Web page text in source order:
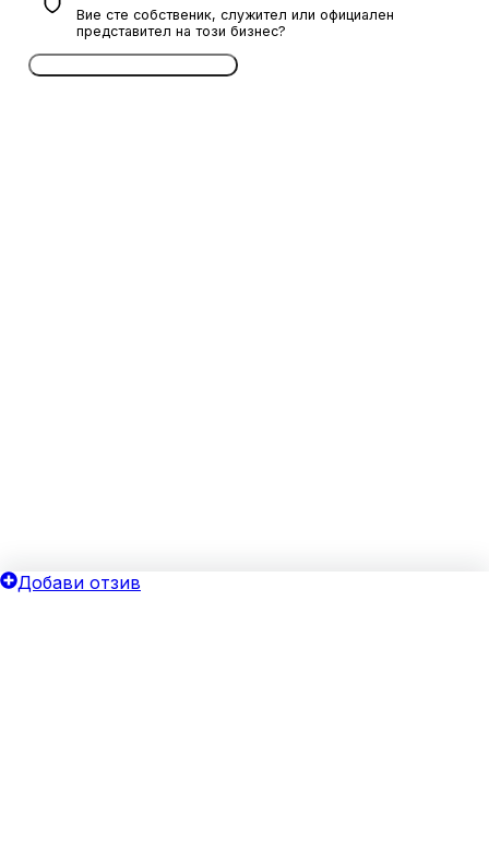
Вие сте собственик, служител или официален
представител на този бизнес?
Добави отзив